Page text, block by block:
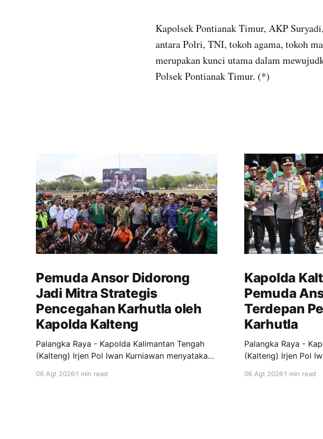
Kapolsek Pontianak Timur, AKP
antara Polri, TNI, tokoh agama, tokoh
merupakan kunci utama dalam
Polsek Pontianak Timur. (*)
Pemuda Ansor Didorong
Jadi Mitra Strategis
Pencegahan Karhutla oleh
Kapolda Kalteng
Palangka Raya - Kapolda Kalimantan Tengah
(Kalteng) Irjen Pol Iwan Kurniawan menyatakan
Ansor menjadi garda terdepan dalam upaya
06 Agt 2026 1 min read
Kapolda
Pemuda
Terdepan
Karhutla
Palangka Raya -
(Kalteng) Irjen Pol
Ansor menjadi
06 Agt 20261 min read